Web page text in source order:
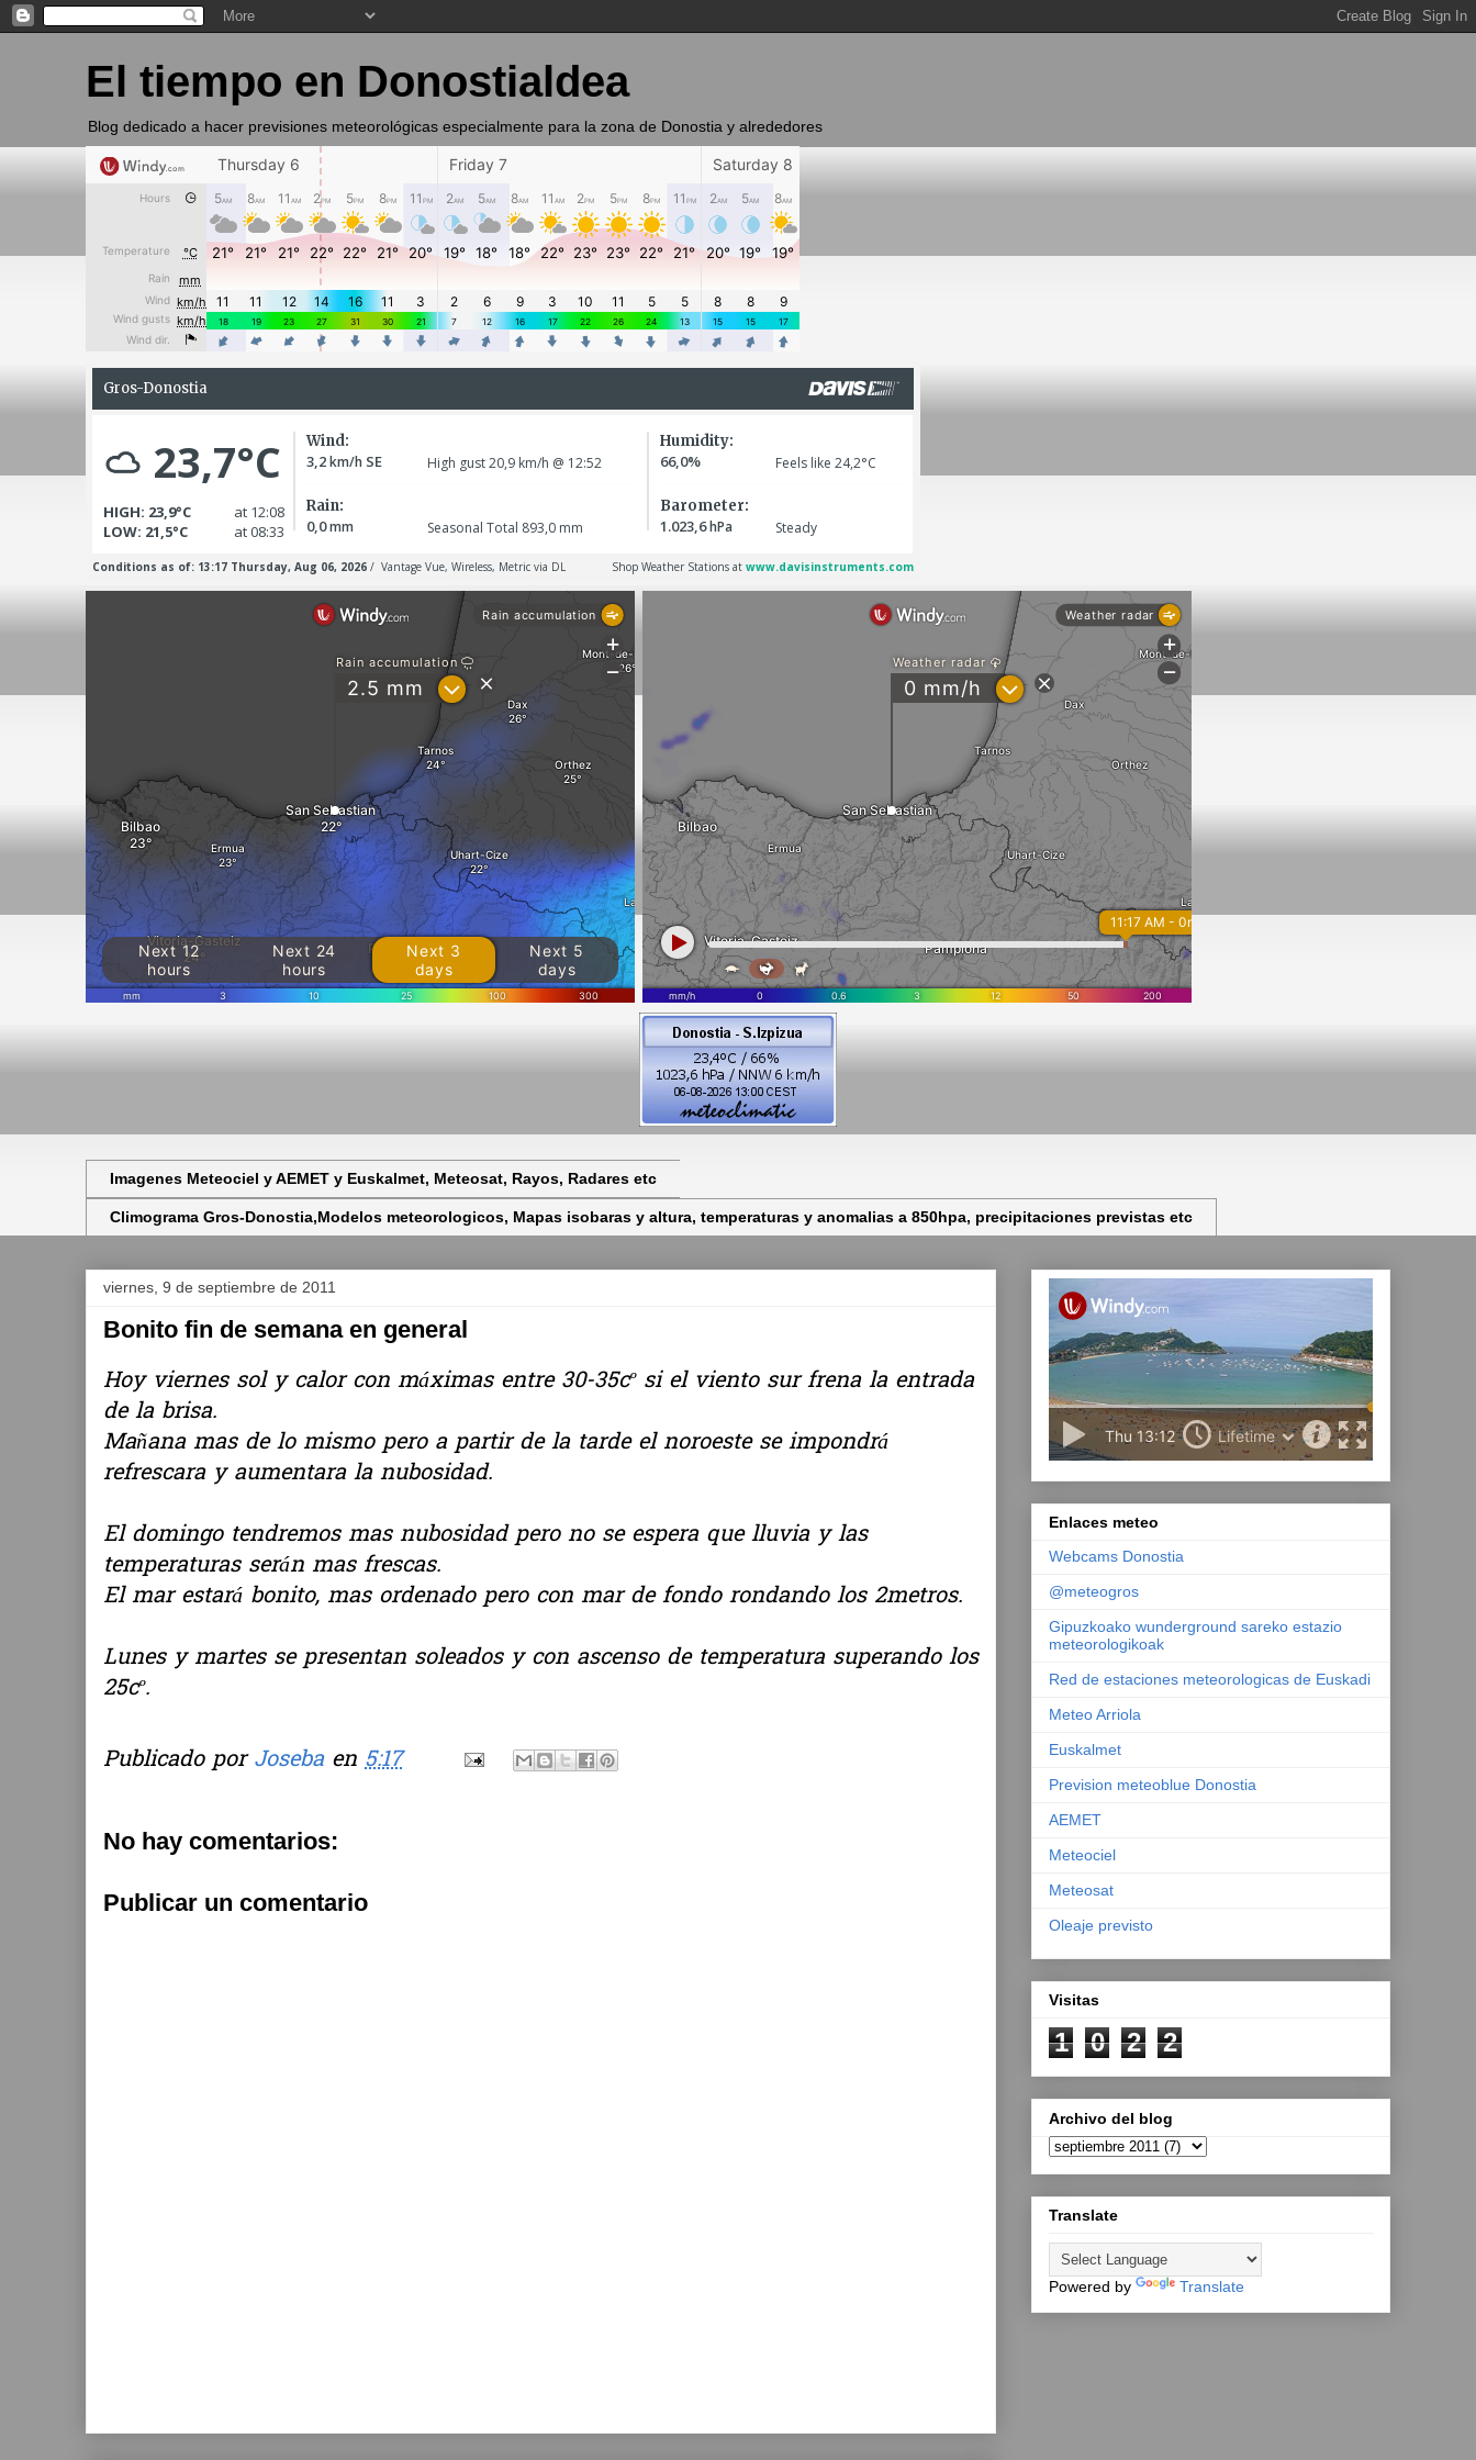
El tiempo en Donostialdea
Blog dedicado a hacer previsiones meteorológicas especialmente para la zona de Donostia y alrededores
Imagenes Meteociel y AEMET y Euskalmet, Meteosat, Rayos, Radares etc
Climograma Gros-Donostia,Modelos meteorologicos, Mapas isobaras y altura, temperaturas y anomalias a 850hpa, precipitaciones previstas etc
viernes, 9 de septiembre de 2011
Bonito fin de semana en general
Hoy viernes sol y calor con máximas entre 30-35cº si el viento sur frena la entrada
de la brisa.
Mañana mas de lo mismo pero a partir de la tarde el noroeste se impondrá
refrescara y aumentara la nubosidad.
El domingo tendremos mas nubosidad pero no se espera que lluvia y las
temperaturas serán mas frescas.
El mar estará bonito, mas ordenado pero con mar de fondo rondando los 2metros.
Lunes y martes se presentan soleados y con ascenso de temperatura superando los
25cº.
Publicado porJoseba en 5:17
No hay comentarios:
Publicar un comentario
Enlaces meteo
Webcams Donostia
@meteogros
Gipuzkoako wunderground sareko estazio
meteorologikoak
Red de estaciones meteorologicas de Euskadi
Meteo Arriola
Euskalmet
Prevision meteoblue Donostia
AEMET
Meteociel
Meteosat
Oleaje previsto
Visitas
1 0 2 2
Archivo del blog
Translate
Powered by Translate